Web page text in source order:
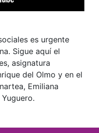
es urgente
Sigue aquí el
asignatura
del Olmo y en el
Emiliana